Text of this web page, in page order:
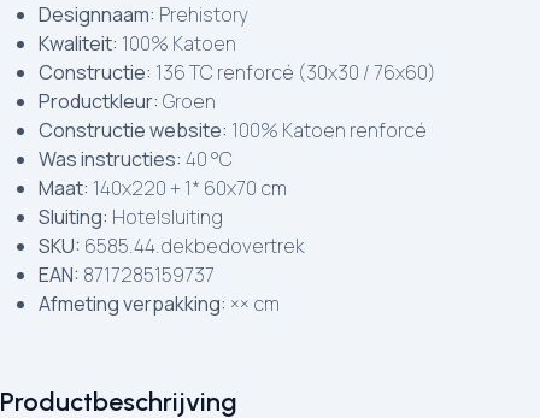
Productbeschrijving
Designnaam: Prehistory
Kwaliteit: 100% Katoen
Constructie: 136 TC renforcé (30x30 / 76x60)
Productkleur: Groen
Constructie website: 100% Katoen renforcé
Was instructies: 40 °C
Maat: 140x220 + 1* 60x70 cm
Sluiting: Hotelsluiting
SKU: 6585.44.dekbedovertrek
EAN: 8717285159737
Afmeting verpakking: ×× cm